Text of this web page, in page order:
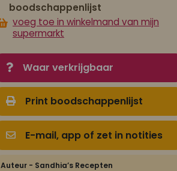
boodschappenlijst
voeg toe in winkelmand van mijn
supermarkt
Waar verkrijgbaar
Print boodschappenlijst
E-mail, app of zet in notities
Auteur - Sandhia’s Recepten